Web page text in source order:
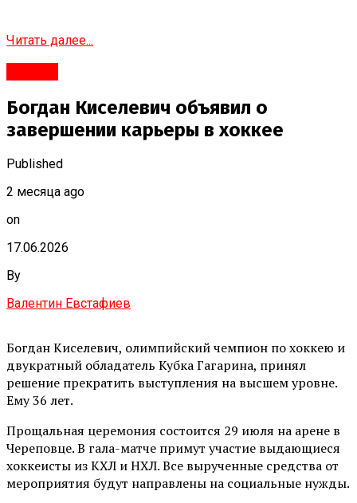
Читать далее...
Богдан Киселевич объявил о
завершении карьеры в хоккее
Published
2 месяца ago
on
17.06.2026
By
Валентин Евстафиев
Богдан Киселевич, олимпийский чемпион по хоккею и
двукратный обладатель Кубка Гагарина, принял
решение прекратить выступления на высшем уровне.
Ему 36 лет.
Прощальная церемония состоится 29 июля на арене в
Череповце. В гала-матче примут участие выдающиеся
хоккеисты из КХЛ и НХЛ. Все вырученные средства от
мероприятия будут направлены на социальные нужды.